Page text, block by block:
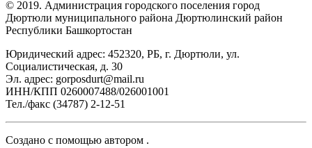
© 2019. Администрация городского поселения город
Дюртюли муниципального района Дюртюлинский район
Республики Башкортостан
Юридический адрес: 452320, РБ, г. Дюртюли, ул.
Социалистическая, д. 30
Эл. адрес: gorposdurt@mail.ru
ИНН/КПП 0260007488/026001001
Тел./факс (34787) 2-12-51
Создано с помощью автором .